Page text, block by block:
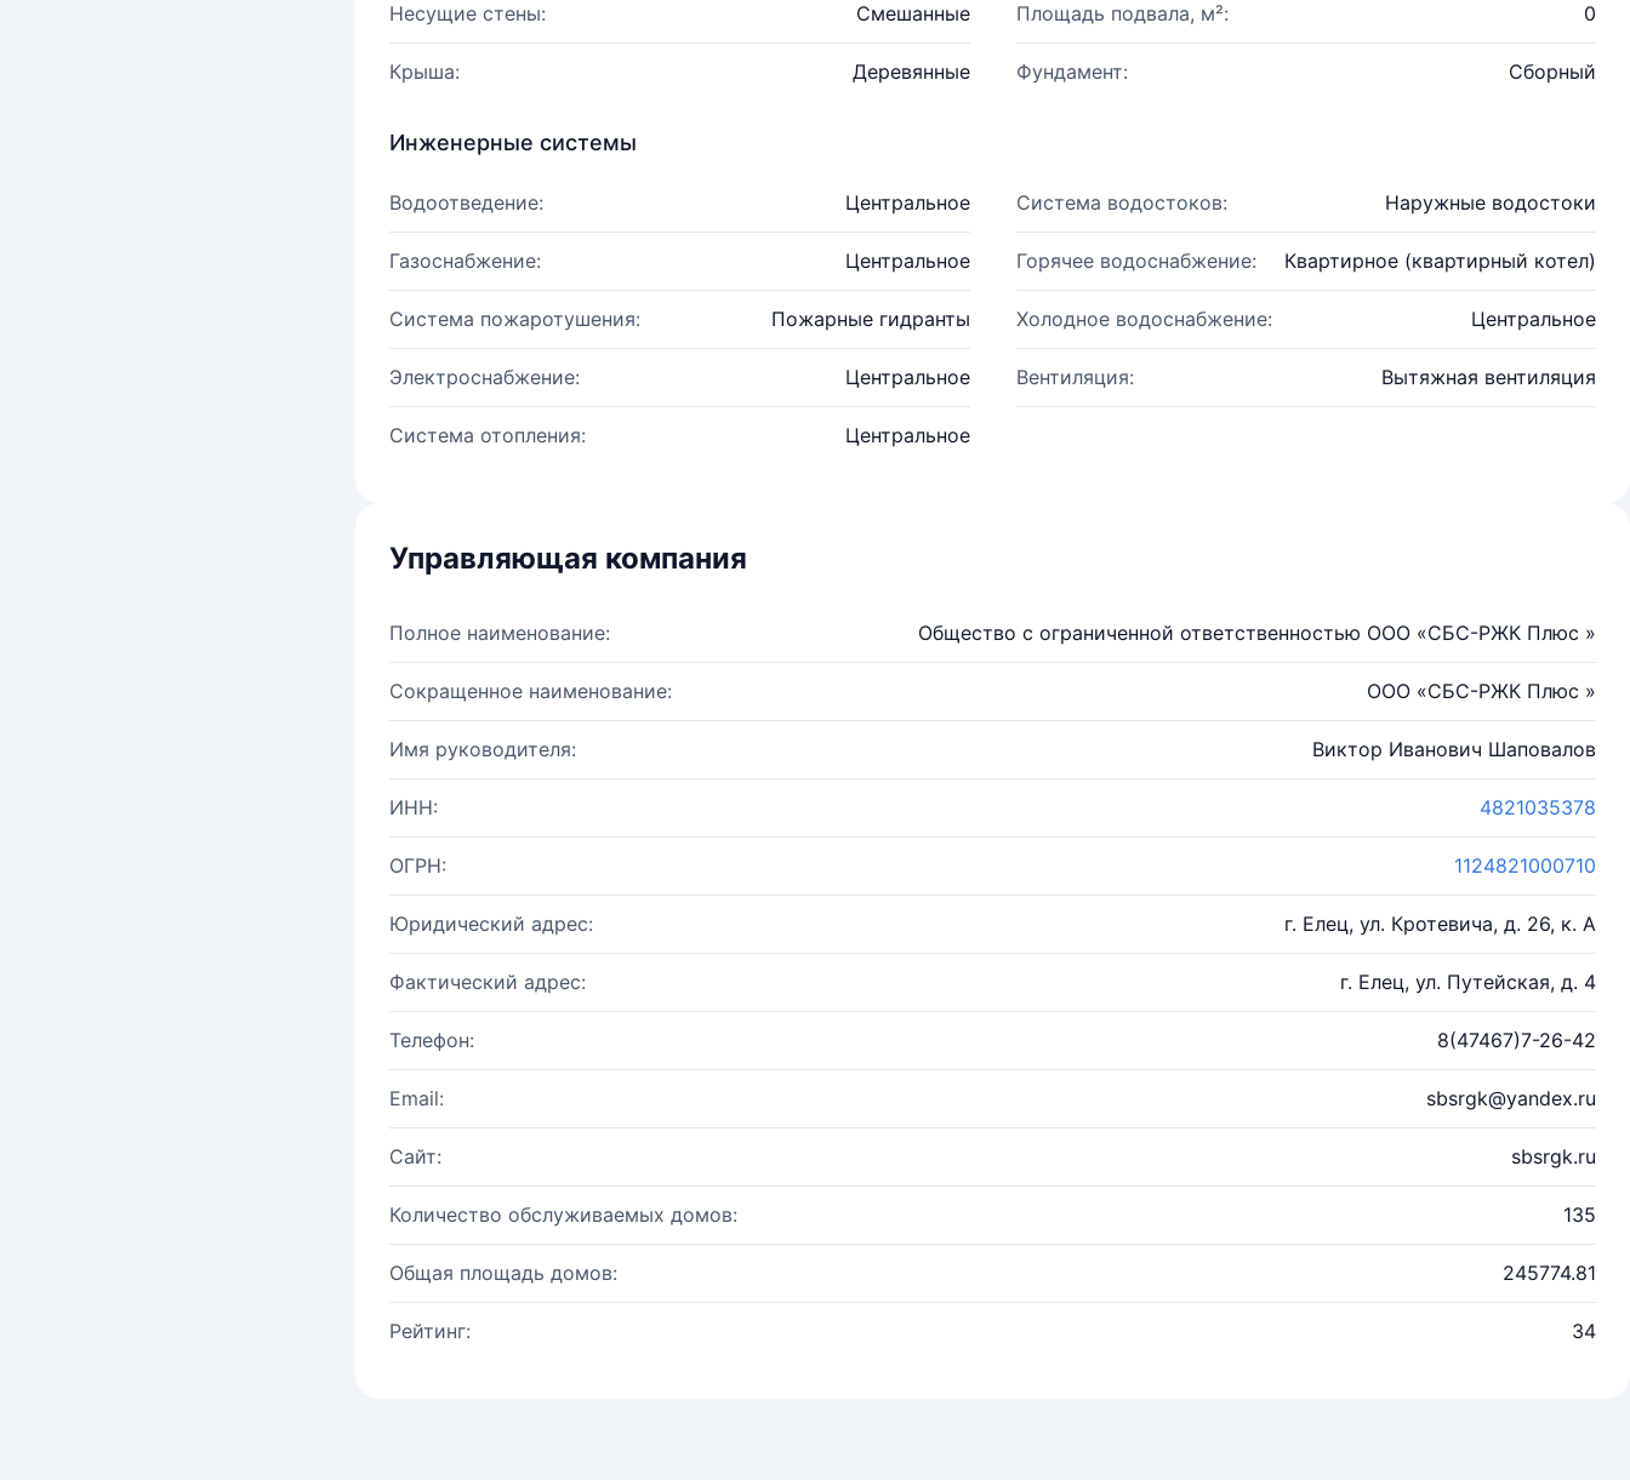
Несущие стены: Смешанные Площадь подвала, м²: 0
Крыша: Деревянные Фундамент: Сборный
Инженерные системы
Водоотведение: Центральное Система водостоков: Наружные водостоки
Газоснабжение: Центральное Горячее водоснабжение: Квартирное (квартирный котел)
Система пожаротушения: Пожарные гидранты Холодное водоснабжение: Центральное
Электроснабжение: Центральное Вентиляция: Вытяжная вентиляция
Система отопления: Центральное
Управляющая компания
Полное наименование: Общество с ограниченной ответственностью ООО «СБС-РЖК Плюс »
Сокращенное наименование: ООО «СБС-РЖК Плюс »
Имя руководителя: Виктор Иванович Шаповалов
ИНН: 4821035378
ОГРН: 1124821000710
Юридический адрес: г. Елец, ул. Кротевича, д. 26, к. А
Фактический адрес: г. Елец, ул. Путейская, д. 4
Телефон: 8(47467)7-26-42
Email: sbsrgk@yandex.ru
Сайт: sbsrgk.ru
Количество обслуживаемых домов: 135
Общая площадь домов: 245774.81
Рейтинг: 34